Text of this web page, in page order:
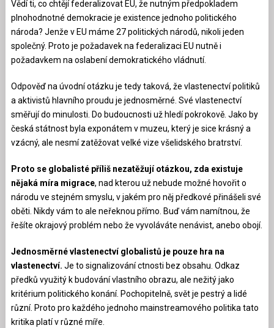
Vědí ti, co chtějí federalizovat EU, že nutným předpokladem
plnohodnotné demokracie je existence jednoho politického
národa? Jenže v EU máme 27 politických národů, nikoli jeden
společný. Proto je požadavek na federalizaci EU nutně i
požadavkem na oslabení demokratického vládnutí.
Odpověď na úvodní otázku je tedy taková, že vlastenectví politiků
a aktivistů hlavního proudu je jednosměrné. Své vlastenectví
směřují do minulosti. Do budoucnosti už hledí pokrokově. Jako by
česká státnost byla exponátem v muzeu, který je sice krásný a
vzácný, ale nesmí zatěžovat velké vize všelidského bratrství.
Proto se globalisté příliš nezatěžují otázkou, zda existuje
nějaká míra migrace, nad kterou už nebude možné hovořit o
národu ve stejném smyslu, v jakém pro něj předkové přinášeli své
oběti. Nikdy vám to ale neřeknou přímo. Buď vám namítnou, že
řešíte okrajový problém nebo že vyvoláváte nenávist, anebo obojí.
Jednosměrné vlastenectví globalistů je pouze hra na
vlastenectví. Je to signalizování ctnosti bez obsahu. Odkaz
předků využitý k budování vlastního obrazu, ale nežitý jako
kritérium politického konání. Pochopitelně, svět je pestrý a lidé
různí. Proto pro každého jednoho mainstreamového politika tato
kritika platí v různé míře.